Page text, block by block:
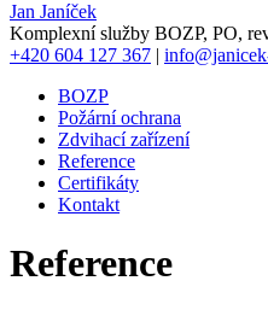
Jan Janíček
Komplexní služby BOZP, PO,
+420 604 127 367 |
Hlavní
navigace
BOZP
Požární ochrana
Zdvihací zařízení
Reference
Certifikáty
Kontakt
Reference